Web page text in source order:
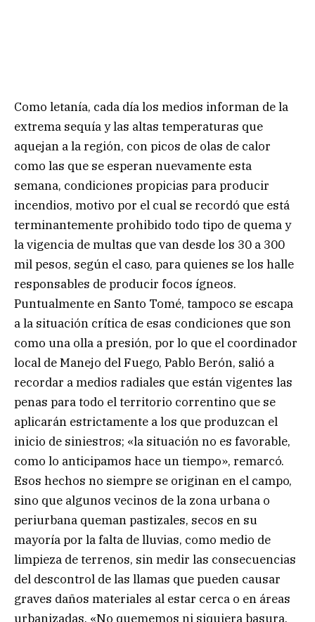
Como letanía, cada día los medios informan de la
extrema sequía y las altas temperaturas que
aquejan a la región, con picos de olas de calor
como las que se esperan nuevamente esta
semana, condiciones propicias para producir
incendios, motivo por el cual se recordó que está
terminantemente prohibido todo tipo de quema y
la vigencia de multas que van desde los 30 a 300
mil pesos, según el caso, para quienes se los halle
responsables de producir focos ígneos.
Puntualmente en Santo Tomé, tampoco se escapa
a la situación crítica de esas condiciones que son
como una olla a presión, por lo que el coordinador
local de Manejo del Fuego, Pablo Berón, salió a
recordar a medios radiales que están vigentes las
penas para todo el territorio correntino que se
aplicarán estrictamente a los que produzcan el
inicio de siniestros; «la situación no es favorable,
como lo anticipamos hace un tiempo», remarcó.
Esos hechos no siempre se originan en el campo,
sino que algunos vecinos de la zona urbana o
periurbana queman pastizales, secos en su
mayoría por la falta de lluvias, como medio de
limpieza de terrenos, sin medir las consecuencias
del descontrol de las llamas que pueden causar
graves daños materiales al estar cerca o en áreas
urbanizadas. «No quememos ni siquiera basura,